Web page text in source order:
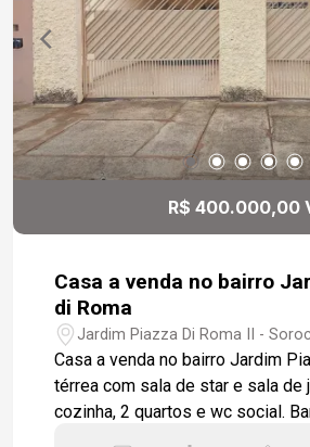
R$ 400.000,00
Casa a venda no bairro
di Roma
Jardim Piazza Di Roma II -
Casa a venda no bairro Jardim
térrea com sala de star e sala de
cozinha, 2 quartos e wc social.